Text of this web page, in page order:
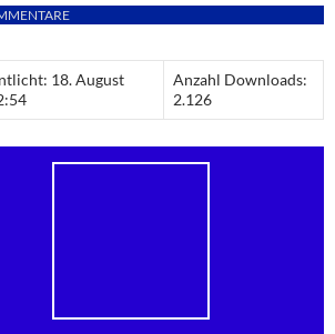
18. August
Anzahl Downloads:
2.126